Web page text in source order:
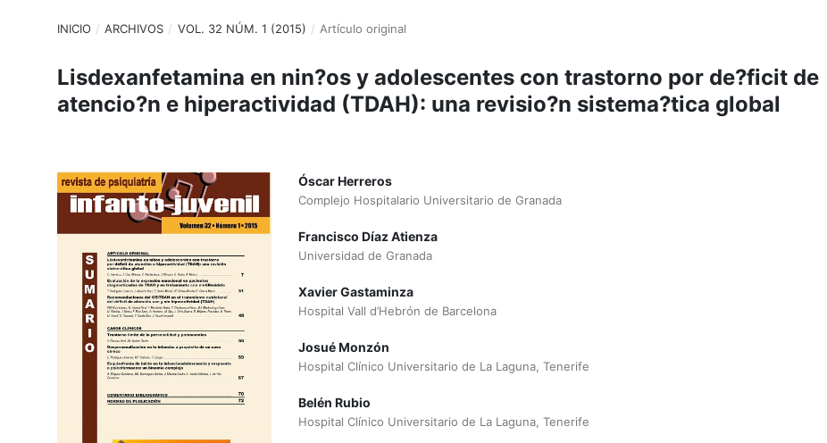
INICIO / ARCHIVOS / VOL. 32 NÚM. 1 (2015) / Artículo original
Lisdexanfetamina en nin?os y adolescentes con trastorno por de?ficit de
atencio?n e hiperactividad (TDAH): una revisio?n sistema?tica global
Óscar Herreros
Complejo Hospitalario Universitario de Granada
Francisco Díaz Atienza
Universidad de Granada
Xavier Gastaminza
Hospital Vall d’Hebrón de Barcelona
Josué Monzón
Hospital Clínico Universitario de La Laguna, Tenerife
Belén Rubio
Hospital Clínico Universitario de La Laguna, Tenerife